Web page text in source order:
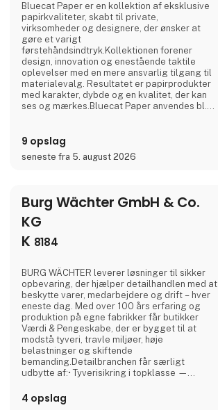
Bluecat Paper er en kollektion af eksklusive
papirkvaliteter, skabt til private,
virksomheder og designere, der ønsker at
gøre et varigt
førstehåndsindtryk.Kollektionen forener
design, innovation og enestående taktile
oplevelser med en mere ansvarlig tilgang til
materialevalg. Resultatet er papirprodukter
med karakter, dybde og en kvalitet, der kan
ses og mærkes.Bluecat Paper anvendes bl.a.
del af fortællingen.Som eksklusiv distributør i
Norden hjælper Nordic Global Import
virksomheder, bureauer, designere, trykkerier
9 opslag
seneste fra 5. august 2026
Burg Wächter GmbH & Co.
KG
K 8184
BURG WÄCHTER leverer løsninger til sikker
opbevaring, der hjælper detailhandlen med at
beskytte varer, medarbejdere og drift – hver
eneste dag. Med over 100 års erfaring og
produktion på egne fabrikker får butikker
Værdi & Pengeskabe, der er bygget til at
modstå tyveri, travle miljøer, høje
belastninger og skiftende
bemanding.Detailbranchen får særligt
udbytte af:• Tyverisikring i topklasse —
værdiopbevaring, der reducerer svind og
øger trygheden.• Effektiv drift — Værdiskabe
4 opslag